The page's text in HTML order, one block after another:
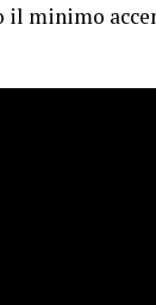
minimo